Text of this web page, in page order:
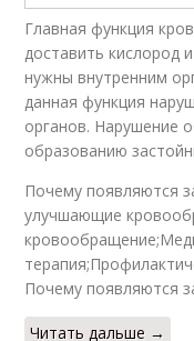
Главная функция
доставить кислород
нужны внутренним
данная функция
органов. Нарушение
образованию
Почему появляются
улучшающие
Почему появляются
Читать дальше →